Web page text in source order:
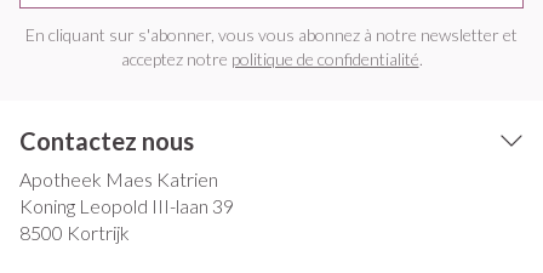
En cliquant sur s'abonner, vous vous abonnez à notre newsletter et
acceptez notre politique de confidentialité.
Contactez nous
Apotheek Maes Katrien
Koning Leopold III-laan 39
8500 Kortrijk